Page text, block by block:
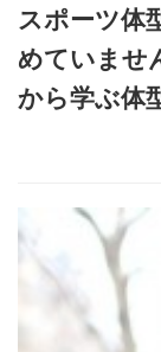
スポーツ体
めていませ
から学ぶ体